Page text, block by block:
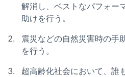
解消し、ベストなパフォー
助けを行う。
震災などの自然災害時の手
を行う。
超高齢化社会において、誰